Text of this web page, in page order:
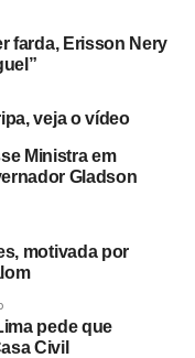
farda, Erisson Nery
veja o vídeo
Ministra em
Gladson
motivada por
pede que
Civil